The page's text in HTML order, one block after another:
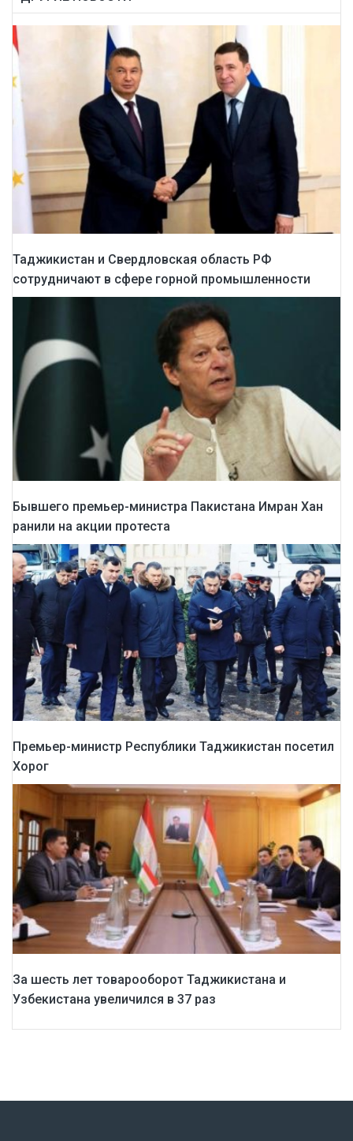
Таджикистан и Свердловская область РФ
сотрудничают в сфере горной промышленности
Бывшего премьер-министра Пакистана Имран Хан
ранили на акции протеста
Премьер-министр Республики Таджикистан посетил
Хорог
За шесть лет товарооборот Таджикистана и
Узбекистана увеличился в 37 раз